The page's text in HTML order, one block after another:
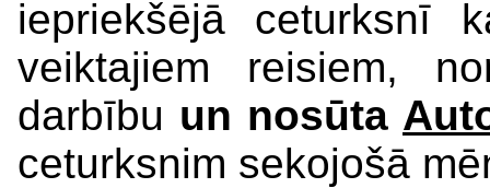
iepriekšējā ceturksnī
veiktajiem reisiem,
darbību un nosūta
ceturksnim sekojošā